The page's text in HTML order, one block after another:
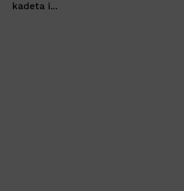
kadeta i...